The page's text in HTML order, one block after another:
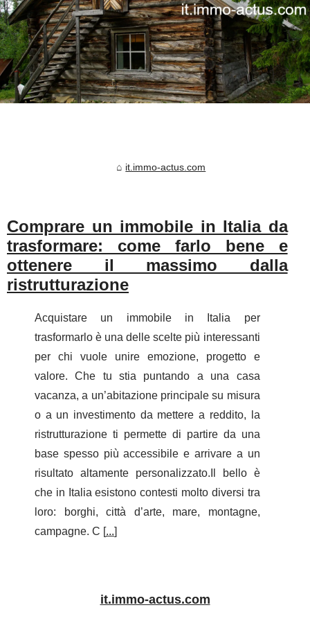
it.immo-actus.com
Comprare un immobile in Italia da
trasformare: come farlo bene e
ottenere il massimo dalla
ristrutturazione
Acquistare un immobile in Italia per
trasformarlo è una delle scelte più interessanti
per chi vuole unire emozione, progetto e
valore. Che tu stia puntando a una casa
vacanza, a un’abitazione principale su misura
o a un investimento da mettere a reddito, la
ristrutturazione ti permette di partire da una
base spesso più accessibile e arrivare a un
risultato altamente personalizzato.Il bello è
che in Italia esistono contesti molto diversi tra
loro: borghi, città d’arte, mare, montagne,
campagne. C [...]
it.immo-actus.com